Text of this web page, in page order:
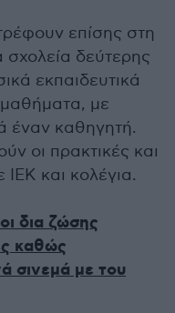
επίσης στη
σχολεία δεύτερης
εκπαιδευτικά
μαθήματα, με
έναν καθηγητή.
οι πρακτικές και
και κολέγια.
δια ζώσης
καθώς
σινεμά με του